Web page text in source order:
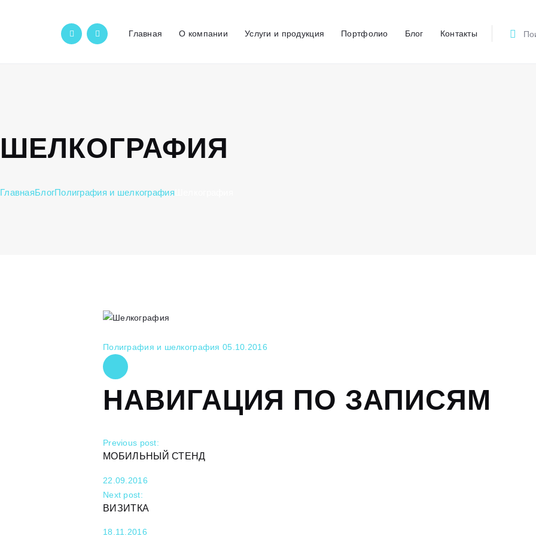
Главная О компании Услуги и продукция Портфолио Блог Контакты
ШЕЛКОГРАФИЯ
ГлавнаяБлогПолиграфия и шелкография
Полиграфия и шелкография 05.10.2016
НАВИГАЦИЯ ПО ЗАПИСЯМ
Previous post:
МОБИЛЬНЫЙ СТЕНД
22.09.2016
Next post:
ВИЗИТКА
18.11.2016